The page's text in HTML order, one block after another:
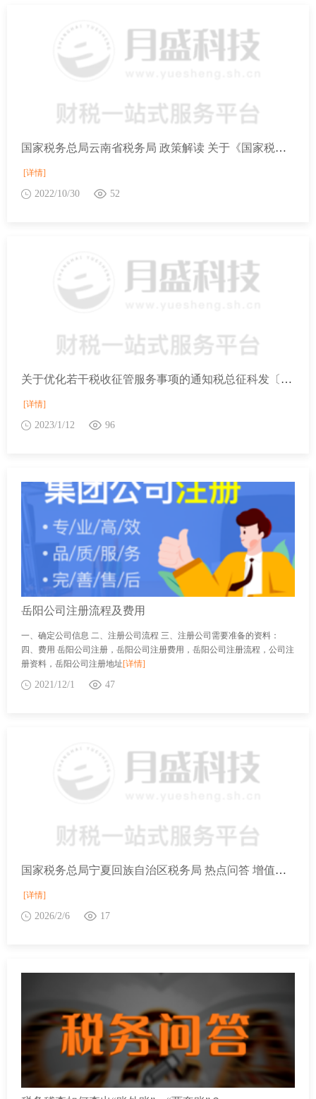
国家税务总局云南省税务局 政策解读 关于《国家税务总局关于城市维护建设税征收管理有关事项的公告》的解读
[详情]
2022/10/30 52
关于优化若干税收征管服务事项的通知税总征科发〔2022〕87号
[详情]
2023/1/12 96
岳阳公司注册流程及费用
一、确定公司信息 二、注册公司流程 三、注册公司需要准备的资料：
四、费用 岳阳公司注册，岳阳公司注册费用，岳阳公司注册流程，公司注
册资料，岳阳公司注册地址[详情]
2021/12/1 47
国家税务总局宁夏回族自治区税务局 热点问答 增值税法所称的个人包括什么？
[详情]
2026/2/6 17